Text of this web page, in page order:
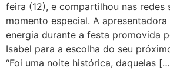
feira (12), e compartilhou nas redes
momento especial. A
energia durante a festa promovida
Isabel para a escolha do seu
“Foi uma noite histórica, daquelas